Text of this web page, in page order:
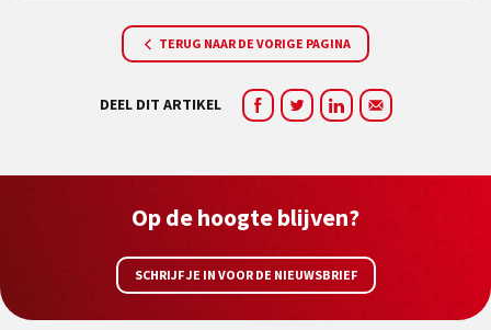
TERUG NAAR DE VORIGE PAGINA
DEEL DIT ARTIKEL
Op de hoogte blijven?
SCHRIJF JE IN VOOR DE NIEUWSBRIEF